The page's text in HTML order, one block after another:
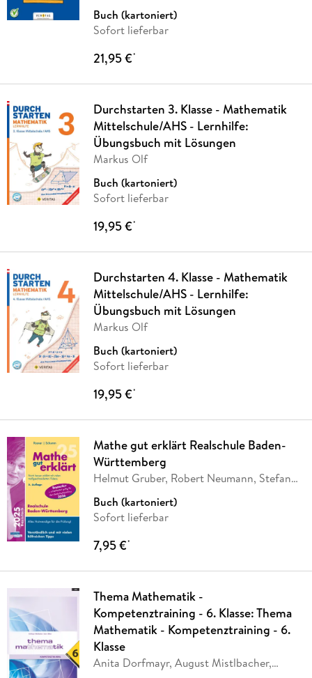
Buch (kartoniert)
Sofort lieferbar
21,95 €*
Durchstarten 3. Klasse - Mathematik
Mittelschule/AHS - Lernhilfe:
Übungsbuch mit Lösungen
Markus Olf
Buch (kartoniert)
Sofort lieferbar
19,95 €*
Durchstarten 4. Klasse - Mathematik
Mittelschule/AHS - Lernhilfe:
Übungsbuch mit Lösungen
Markus Olf
Buch (kartoniert)
Sofort lieferbar
19,95 €*
Mathe gut erklärt Realschule Baden-
Württemberg
Helmut Gruber, Robert Neumann, Stefan
Buch (kartoniert)
Sofort lieferbar
7,95 €*
Thema Mathematik -
Kompetenztraining - 6. Klasse: Thema
Mathematik - Kompetenztraining - 6.
Klasse
Anita Dorfmayr, August Mistlbacher,